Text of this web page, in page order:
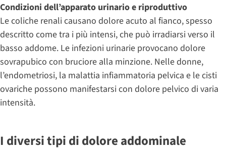
Condizioni dell’apparato urinario e riproduttivo
Le coliche renali causano dolore acuto al fianco, spesso
descritto come tra i più intensi, che può irradiarsi verso il
basso addome. Le infezioni urinarie provocano dolore
sovrapubico con bruciore alla minzione. Nelle donne,
l’endometriosi, la malattia infiammatoria pelvica e le cisti
ovariche possono manifestarsi con dolore pelvico di varia
intensità.
I diversi tipi di dolore addominale